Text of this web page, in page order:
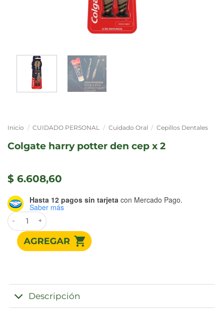
Inicio / CUIDADO PERSONAL / Cuidado Oral / Cepillos Dentales
colgate harry potter den cep x 2
$ 6.608,60
Hasta 12 pagos sin tarjeta con Mercado Pago.
Saber más
COLGATE HARRY POTTER DEN CEP x 2 cantidad
Descripción